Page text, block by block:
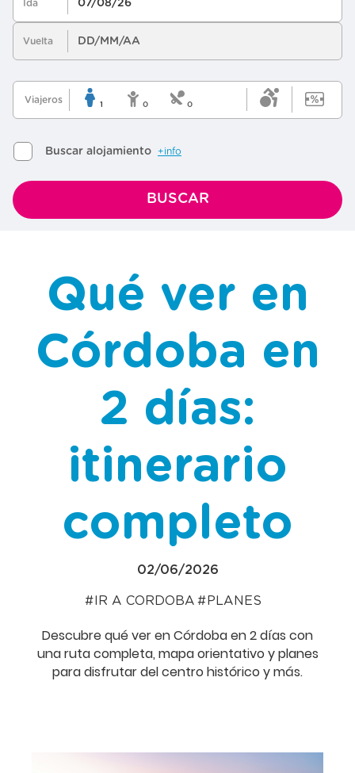
Qué ver en
Córdoba en
2 días:
itinerario
completo
02/06/2026
IR A CORDOBA PLANES
Descubre qué ver en Córdoba en 2 días con
una ruta completa, mapa orientativo y planes
para disfrutar del centro histórico y más.